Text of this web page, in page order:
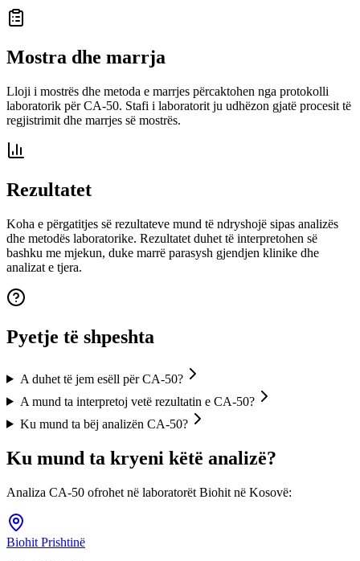
Mostra dhe marrja
Lloji i mostrës dhe metoda e marrjes përcaktohen nga protokolli
laboratorik për CA-50. Stafi i laboratorit ju udhëzon gjatë procesit të
regjistrimit dhe marrjes së mostrës.
Rezultatet
Koha e përgatitjes së rezultateve mund të ndryshojë sipas analizës
dhe metodës laboratorike. Rezultatet duhet të interpretohen së
bashku me mjekun, duke marrë parasysh gjendjen klinike dhe
analizat e tjera.
Pyetje të shpeshta
A duhet të jem esëll për CA-50?
A mund ta interpretoj vetë rezultatin e CA-50?
Ku mund ta bëj analizën CA-50?
Ku mund ta kryeni këtë analizë?
Analiza CA-50 ofrohet në laboratorët Biohit në Kosovë:
Biohit Prishtinë